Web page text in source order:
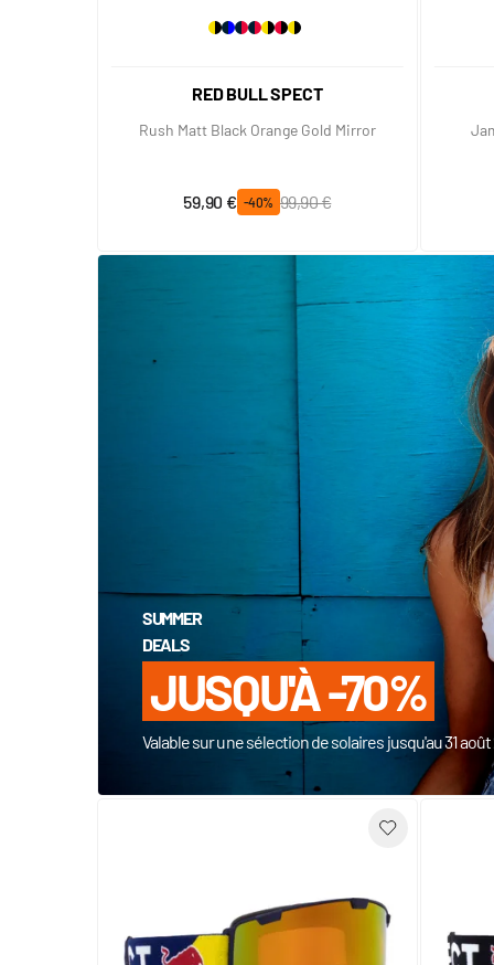
RED BULL SPECT
Rush Matt Black Orange Gold Mirror
Prix spécial
59,90 € -40%
Prix normal
99,90 €
SUMMER
DEALS
JUSQU'À -70%
Valable sur une sélection de solaires jusqu'au 31